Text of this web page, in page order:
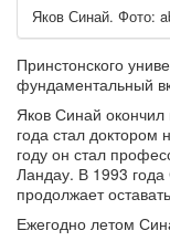
Яков Синай. Фото:
Принстонского
фундаментальный
Яков Синай
года стал
году он стал
Ландау. В 1993
продолжает
Ежегодно летом